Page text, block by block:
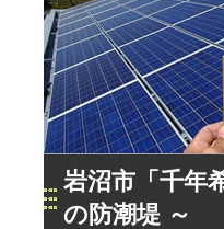
岩沼市「千年
の防潮堤 ～